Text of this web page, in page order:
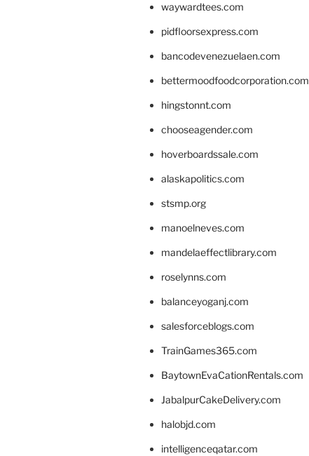
waywardtees.com
pidfloorsexpress.com
bancodevenezuelaen.com
bettermoodfoodcorporation.com
hingstonnt.com
chooseagender.com
hoverboardssale.com
alaskapolitics.com
stsmp.org
manoelneves.com
mandelaeffectlibrary.com
roselynns.com
balanceyoganj.com
salesforceblogs.com
TrainGames365.com
BaytownEvaCationRentals.com
JabalpurCakeDelivery.com
halobjd.com
intelligenceqatar.com